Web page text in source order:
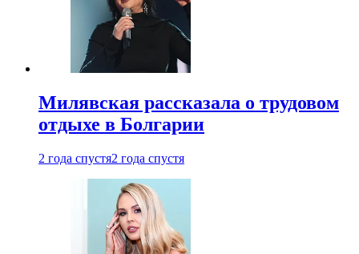
Милявская рассказала о трудовом
отдыхе в Болгарии
2 года спустя2 года спустя